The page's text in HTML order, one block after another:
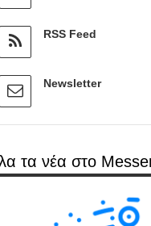
RSS Feed
Newsletter
τα νέα στο